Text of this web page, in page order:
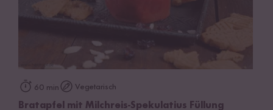
60 min Vegetarisch
Bratapfel mit Milchreis-Spekulatius Füllung